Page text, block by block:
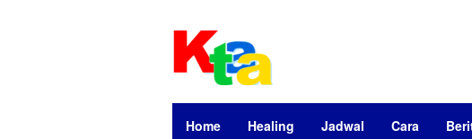
Home Healing Jadwal Cara